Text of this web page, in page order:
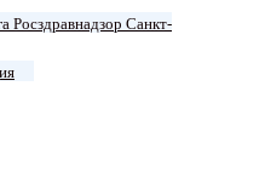
Росздравнадзор Санкт-